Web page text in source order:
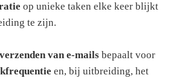
op unieke taken elke keer blijkt
te zijn.
van e-mails bepaalt voor
en, bij uitbreiding, het